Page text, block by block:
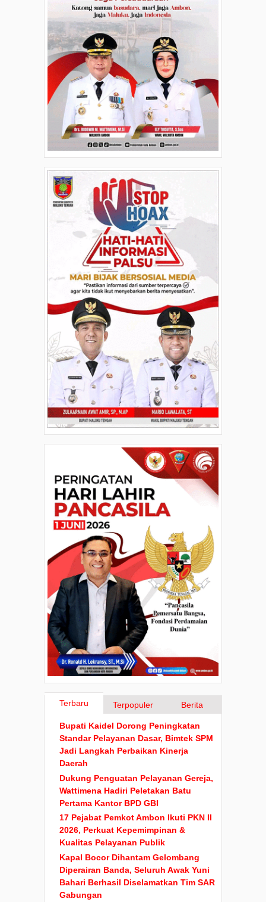
Terbaru Terpopuler Berita
Bupati Kaidel Dorong Peningkatan
Standar Pelayanan Dasar, Bimtek SPM
Jadi Langkah Perbaikan Kinerja
Daerah
Dukung Penguatan Pelayanan Gereja,
Wattimena Hadiri Peletakan Batu
Pertama Kantor BPD GBI
17 Pejabat Pemkot Ambon Ikuti PKN II
2026, Perkuat Kepemimpinan &
Kualitas Pelayanan Publik
Kapal Bocor Dihantam Gelombang
Diperairan Banda, Seluruh Awak Yuni
Bahari Berhasil Diselamatkan Tim SAR
Gabungan